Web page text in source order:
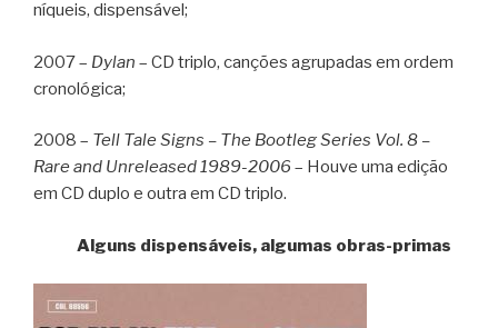
níqueis, dispensável;
2007 – Dylan – CD triplo, canções agrupadas em ordem
cronológica;
2008 – Tell Tale Signs – The Bootleg Series Vol. 8 –
Rare and Unreleased 1989-2006 – Houve uma edição
em CD duplo e outra em CD triplo.
Alguns dispensáveis, algumas obras-primas